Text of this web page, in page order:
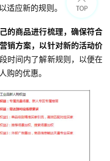
适应新的规则。
的商品进行梳理，确保符合
销方案，以针对新的活动价
时间内了解新规则，以便在
购的优惠。